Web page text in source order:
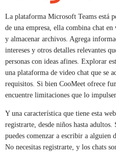
La plataforma Microsoft Teams está
de una empresa, ella combina chat
y almacenar archivos. Agrega
intereses y otros detalles relevantes
personas con ideas afines. Explorar
una plataforma de video chat que se
requisitos. Si bien CooMeet ofrece
encuentre limitaciones que lo
Y una característica que tiene esta
registrarte, desde niños hasta
puedes comenzar a escribir a alguien
No necesitas registrarte, y los chats